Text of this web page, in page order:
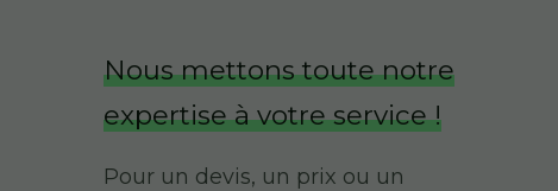
Nous mettons toute notre
expertise à votre service !
Pour un devis, un prix ou un